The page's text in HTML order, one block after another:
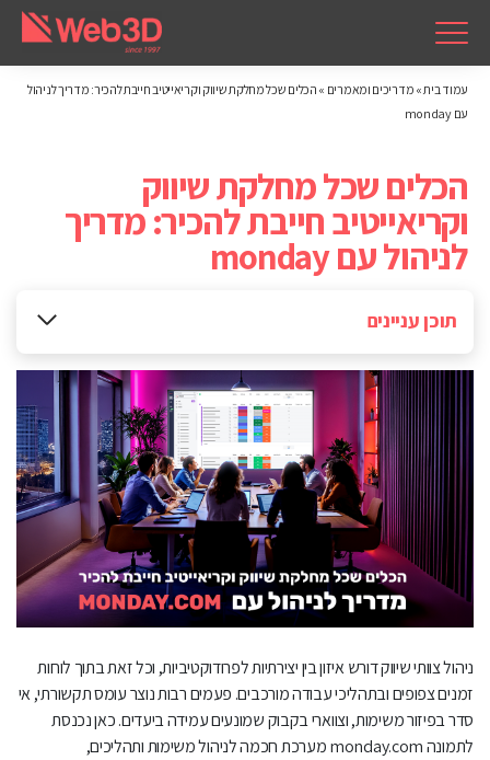
עמוד בית» מדריכים ומאמרים » הכלים שכל מחלקת שיווק וקריאייטיב חייבת להכיר: מדריך לניהול
עם monday
הכלים שכל מחלקת שיווק
וקריאייטיב חייבת להכיר: מדריך
לניהול עם monday
תוכן עניינים
ניהול תוכן ועיצוב ביעילות
ניהול אירועים שיווקיים בקנה מידה גדול
תכנון אסטרטגי שיווקי עם מאנדיי
מעקב אחר קמפיינים שיווקיים בעזרת מאנדיי
ניהול נכסים דיגיטליים
אינטגרציות עם כלים חיצוניים: ריכוז העבודה במקום אחד
ניתוח נתונים ודוחות: תובנות בזמן אמת
ניהול צוותי שיווק דורש איזון בין יצירתיות לפרודוקטיביות, וכל זאת בתוך לוחות
זמנים צפופים ובתהליכי עבודה מורכבים. פעמים רבות נוצר עומס תקשורתי, אי
סדר בפיזור משימות, וצווארי בקבוק שמונעים עמידה ביעדים. כאן נכנסת
לתמונה monday.com מערכת חכמה לניהול משימות ותהליכים,